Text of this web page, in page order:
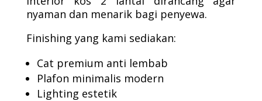
nyaman dan menarik bagi penyewa.
Finishing yang kami sediakan:
Cat premium anti lembab
Plafon minimalis modern
Lighting estetik